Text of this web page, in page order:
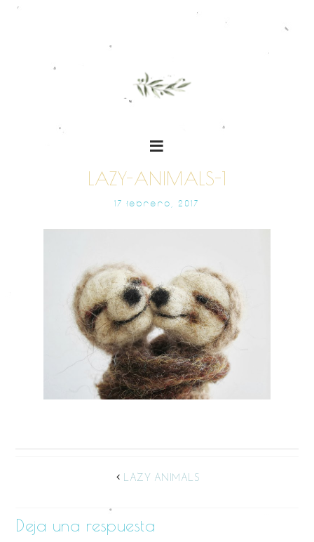
LAZY-ANIMALS-1
17 FEBRERO, 2017
LAZY ANIMALS
Deja una respuesta